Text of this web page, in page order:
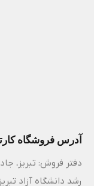
آدرس فروشگاه
دفتر فروش: تبریز،
رشد دانشگاه آزاد